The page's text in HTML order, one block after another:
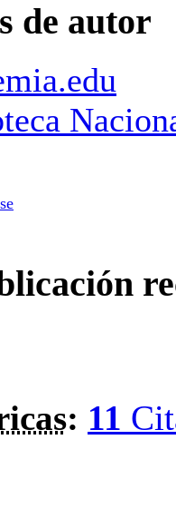
de autor
: 11